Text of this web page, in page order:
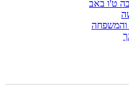
ט'ו באב
והמשפחה